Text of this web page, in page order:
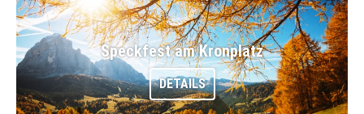
Speckfest am Kronplatz
DETAILS